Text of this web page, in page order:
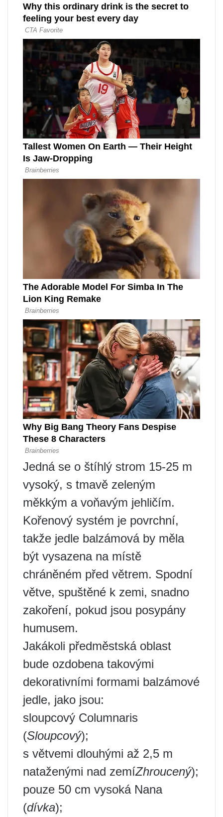
Jedná se o štíhlý strom 15-25 m
vysoký, s tmavě zeleným
měkkým a voňavým jehličím.
Kořenový systém je povrchní,
takže jedle balzámová by měla
být vysazena na místě
chráněném před větrem. Spodní
větve, spuštěné k zemi, snadno
zakoření, pokud jsou posypány
humusem.
Jakákoli předměstská oblast
bude ozdobena takovými
dekorativními formami balzámové
jedle, jako jsou:
sloupcový Columnaris
(Sloupcový);
s větvemi dlouhými až 2,5 m
nataženými nad zemíZhroucený);
pouze 50 cm vysoká Nana
(dívka);